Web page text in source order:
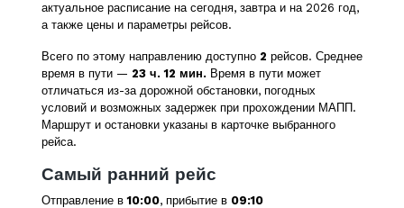
актуальное расписание на сегодня, завтра и на 2026 год,
а также цены и параметры рейсов.
Всего по этому направлению доступно 2 рейсов. Среднее
время в пути — 23 ч. 12 мин. Время в пути может
отличаться из-за дорожной обстановки, погодных
условий и возможных задержек при прохождении МАПП.
Маршрут и остановки указаны в карточке выбранного
рейса.
Самый ранний рейс
Отправление в10:00, прибытие в 09:10